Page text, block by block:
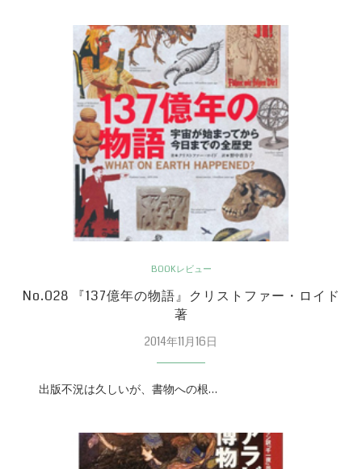
BOOKレビュー
No.028 『137億年の物語』クリストファー・ロイド
著
2014年11月16日
出版不況は久しいが、書物への根…